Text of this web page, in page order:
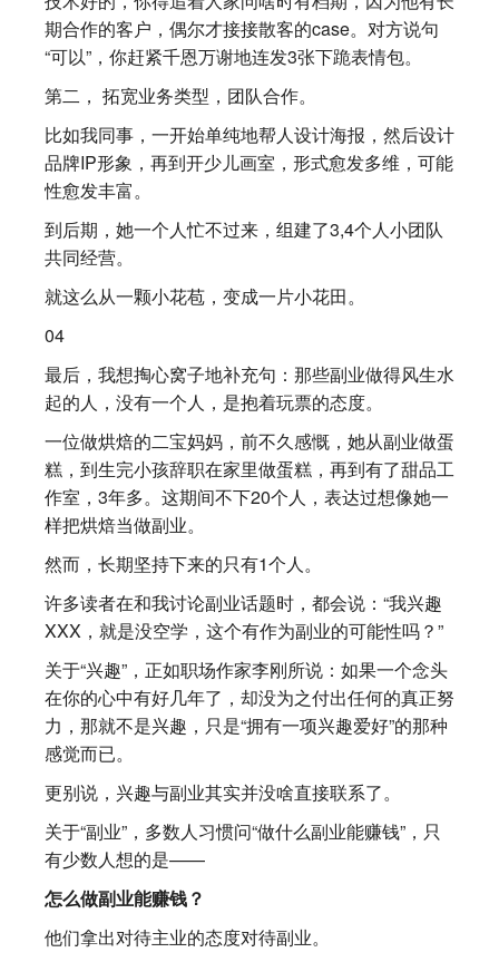
期合作的客户，偶尔才接接散客的case。对方说句
“可以”，你赶紧千恩万谢地连发3张下跪表情包。
第二， 拓宽业务类型，团队合作。
比如我同事，一开始单纯地帮人设计海报，然后设计
品牌IP形象，再到开少儿画室，形式愈发多维，可能
性愈发丰富。
到后期，她一个人忙不过来，组建了3,4个人小团队
共同经营。
就这么从一颗小花苞，变成一片小花田。
04
最后，我想掏心窝子地补充句：那些副业做得风生水
起的人，没有一个人，是抱着玩票的态度。
一位做烘焙的二宝妈妈，前不久感慨，她从副业做蛋
糕，到生完小孩辞职在家里做蛋糕，再到有了甜品工
作室，3年多。这期间不下20个人，表达过想像她一
样把烘焙当做副业。
然而，长期坚持下来的只有1个人。
许多读者在和我讨论副业话题时，都会说：“我兴趣
XXX，就是没空学，这个有作为副业的可能性吗？”
关于“兴趣”，正如职场作家李刚所说：如果一个念头
在你的心中有好几年了，却没为之付出任何的真正努
力，那就不是兴趣，只是“拥有一项兴趣爱好”的那种
感觉而已。
更别说，兴趣与副业其实并没啥直接联系了。
关于“副业”，多数人习惯问“做什么副业能赚钱”，只
有少数人想的是——
怎么做副业能赚钱？
他们拿出对待主业的态度对待副业。